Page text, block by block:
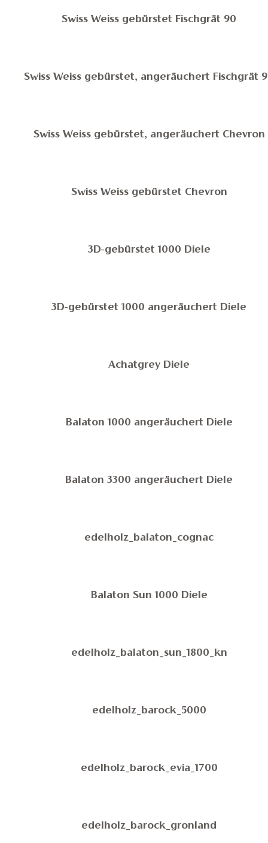
Swiss Weiss gebürstet Fischgrät 90
Swiss Weiss gebürstet, angeräuchert Fischgrät
Swiss Weiss gebürstet, angeräuchert Chevron
Swiss Weiss gebürstet Chevron
3D-gebürstet 1000 Diele
3D-gebürstet 1000 angeräuchert Diele
Achatgrey Diele
Balaton 1000 angeräuchert Diele
Balaton 3300 angeräuchert Diele
edelholz_balaton_cognac
Balaton Sun 1000 Diele
edelholz_balaton_sun_1800_kn
edelholz_barock_5000
edelholz_barock_evia_1700
edelholz_barock_gronland